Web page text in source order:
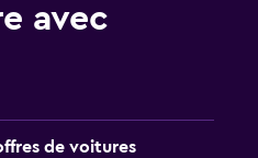
avec
de voitures